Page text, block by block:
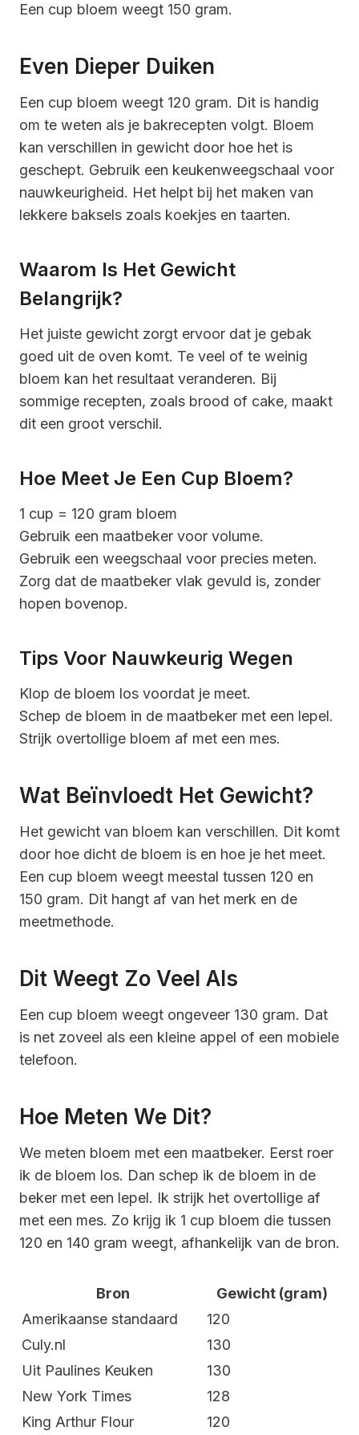
Een cup bloem weegt 150 gram.
Even Dieper Duiken
Een cup bloem weegt 120 gram. Dit is handig
om te weten als je bakrecepten volgt. Bloem
kan verschillen in gewicht door hoe het is
geschept. Gebruik een keukenweegschaal voor
nauwkeurigheid. Het helpt bij het maken van
lekkere baksels zoals koekjes en taarten.
Waarom Is Het Gewicht
Belangrijk?
Het juiste gewicht zorgt ervoor dat je gebak
goed uit de oven komt. Te veel of te weinig
bloem kan het resultaat veranderen. Bij
sommige recepten, zoals brood of cake, maakt
dit een groot verschil.
Hoe Meet Je Een Cup Bloem?
1 cup = 120 gram bloem
Gebruik een maatbeker voor volume.
Gebruik een weegschaal voor precies meten.
Zorg dat de maatbeker vlak gevuld is, zonder
hopen bovenop.
Tips Voor Nauwkeurig Wegen
Klop de bloem los voordat je meet.
Schep de bloem in de maatbeker met een lepel.
Strijk overtollige bloem af met een mes.
Wat Beïnvloedt Het Gewicht?
Het gewicht van bloem kan verschillen. Dit komt
door hoe dicht de bloem is en hoe je het meet.
Een cup bloem weegt meestal tussen 120 en
150 gram. Dit hangt af van het merk en de
meetmethode.
Dit Weegt Zo Veel Als
Een cup bloem weegt ongeveer 130 gram. Dat
is net zoveel als een kleine appel of een mobiele
telefoon.
Hoe Meten We Dit?
We meten bloem met een maatbeker. Eerst roer
ik de bloem los. Dan schep ik de bloem in de
beker met een lepel. Ik strijk het overtollige af
met een mes. Zo krijg ik 1 cup bloem die tussen
120 en 140 gram weegt, afhankelijk van de bron.
Bron
Gewicht (gram)
Amerikaanse standaard
120
Culy.nl
130
Uit Paulines Keuken
130
New York Times
128
King Arthur Flour
120